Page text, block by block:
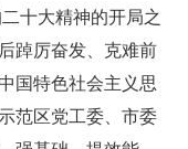
十大精神的开局之
踔厉奋发、克难前
国特色社会主义思
范区党工委、市委